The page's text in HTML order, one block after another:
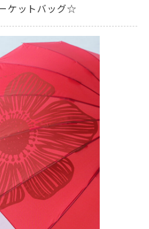
ケットバッグ☆